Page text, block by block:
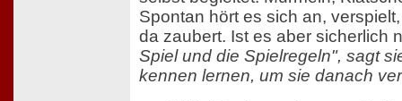
Spontan hört es sich an,
da zaubert. Ist es aber sicherlich
Spiel und die Spielregeln", sagt
kennen lernen, um sie danach